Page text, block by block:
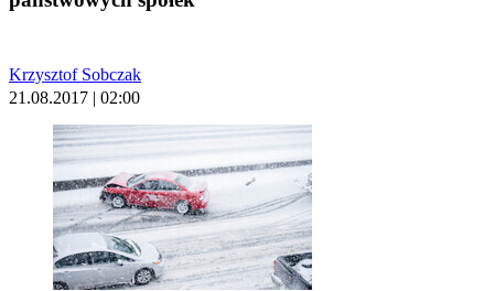
Krzysztof Sobczak
21.08.2017 | 02:00